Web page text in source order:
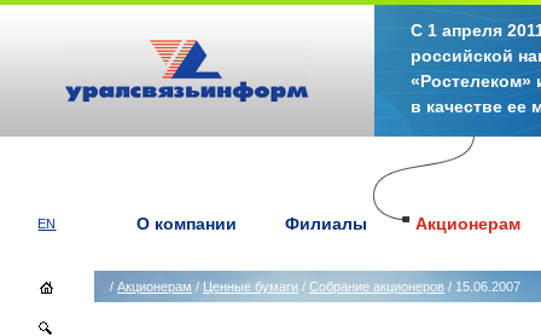
С 1 апреля
российской
«Ростелеком»
в качестве ее
EN О компании Филиалы Акционерам
/ Акционерам / Ценные бумаги / Собрание акционеров / 15.06.2007